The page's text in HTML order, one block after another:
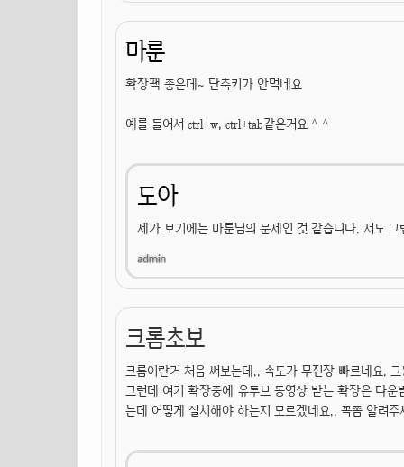
마룬
확장팩 좋은데~ 단축키가 안먹네요
예를 들어서 ctrl+w, ctrl+tab같은거요 ^ ^
도아
제가 보기에는 마룬님의 문제인 것 같습니다. 저도
크롬초보
크롬이란거 처음 써보는데.. 속도가 무진장 빠르네요.
그런데 여기 확장중에 유투브 동영상 받는 확장은 다
는데 어떻게 설치해야 하는지 모르겠네요.. 꼭좀 알려주